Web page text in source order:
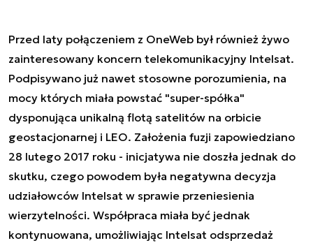
Przed laty połączeniem z OneWeb był również żywo
zainteresowany koncern telekomunikacyjny Intelsat.
Podpisywano już nawet stosowne porozumienia, na
mocy których miała powstać "super-spółka"
dysponująca unikalną flotą satelitów na orbicie
geostacjonarnej i LEO. Założenia fuzji zapowiedziano
28 lutego 2017 roku - inicjatywa nie doszła jednak do
skutku, czego powodem była negatywna decyzja
udziałowców Intelsat w sprawie przeniesienia
wierzytelności. Współpraca miała być jednak
kontynuowana, umożliwiając Intelsat odsprzedaż